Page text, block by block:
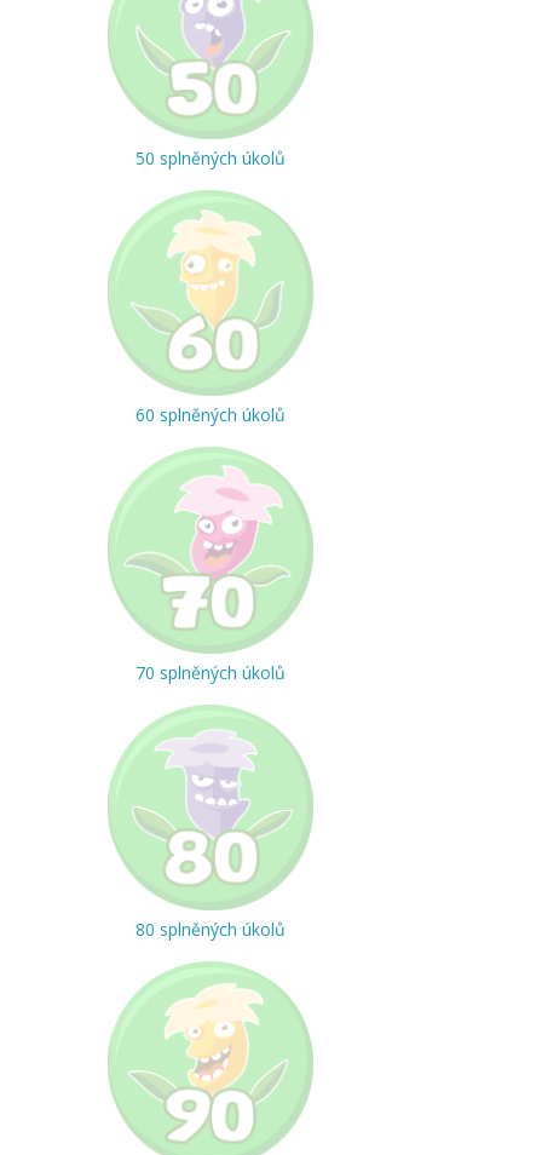
50 splněných úkolů
60 splněných úkolů
70 splněných úkolů
80 splněných úkolů